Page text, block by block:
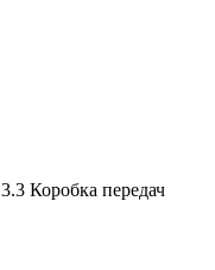
3.3 Коробка передач